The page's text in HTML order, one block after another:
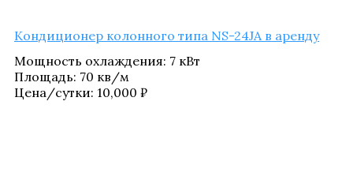
Кон­ди­ци­о­нер колон­но­го типа NS-24JA в аренду
Мощ­ность охла­жде­ния: 7 кВт
Пло­щадь: 70 кв/​м
Цена/​сутки: 10,000 ₽